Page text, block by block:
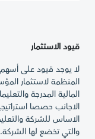
قيود الاستثمار
لا يوجد قيود على
المنظمة لاستثمار
المالية المدرجة
الاجانب حصصا
الاساس للشركة
والتي تخضع لها الشركة.